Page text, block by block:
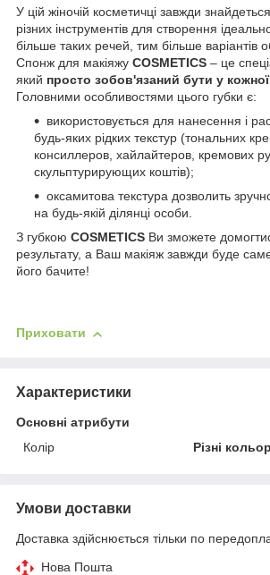
У цій жіночій косметичці завжди
різних інструментів для створення
більше таких речей, тим більше варіантів
Спонж для макіяжу COSMETICS – це
який просто зобов'язаний бути у кожної
Головними особливостями цього губки є:
використовується для нанесення і
будь-яких рідких текстур (тональних
консиллеров, хайлайтеров, кремових
скульптурирующих коштів);
оксамитова текстура дозволить
на будь-якій ділянці особи.
З губкою COSMETICS Ви зможете
результату, а Ваш макіяж завжди буде
його бачите!
Приховати
Характеристики
Основні атрибути
Колір
Різні
Умови доставки
Доставка здійснюється тільки по
Нова Пошта